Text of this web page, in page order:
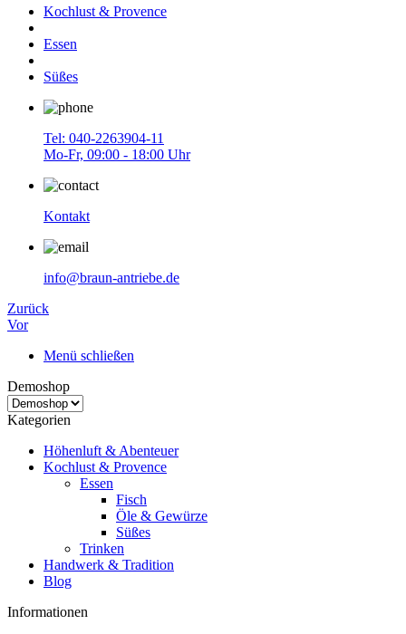
Kochlust & Provence
Essen
Süßes
Tel: 040-2263904-11
Mo-Fr, 09:00 - 18:00 Uhr
Kontakt
info@braun-antriebe.de
Zurück
Vor
Menü schließen
Demoshop
Kategorien
Höhenluft & Abenteuer
Kochlust & Provence
Essen
Fisch
Öle & Gewürze
Süßes
Trinken
Handwerk & Tradition
Blog
Informationen